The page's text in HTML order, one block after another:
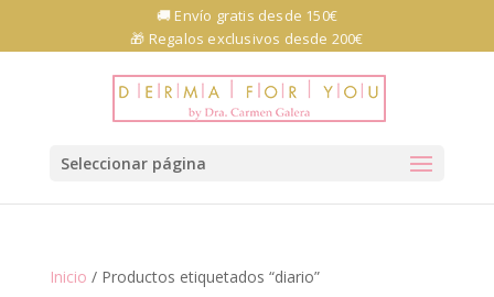
Abrir barra de herramientas
🚚 Envío gratis desde 150€
🎁 Regalos exclusivos desde 200€
Seleccionar página
Inicio / Productos etiquetados “diario”